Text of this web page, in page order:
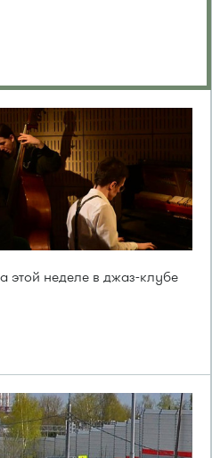
этой неделе в джаз-клубе